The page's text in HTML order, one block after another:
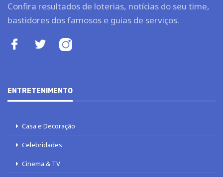
Confira resultados de loterias, notícias do seu time,
bastidores dos famosos e guias de serviços.
ENTRETENIMENTO
Casa e Decoração
Celebridades
Cinema & TV